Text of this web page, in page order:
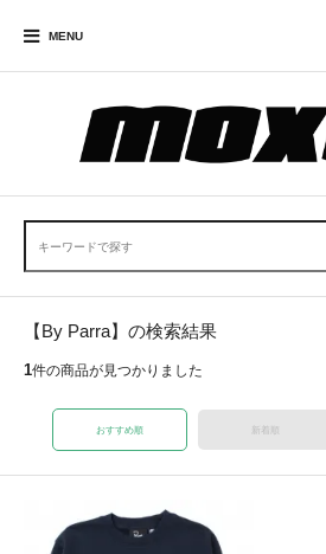
MENU
【By Parra】の検索結果
1件の商品が見つかりました
おすすめ順 新着順